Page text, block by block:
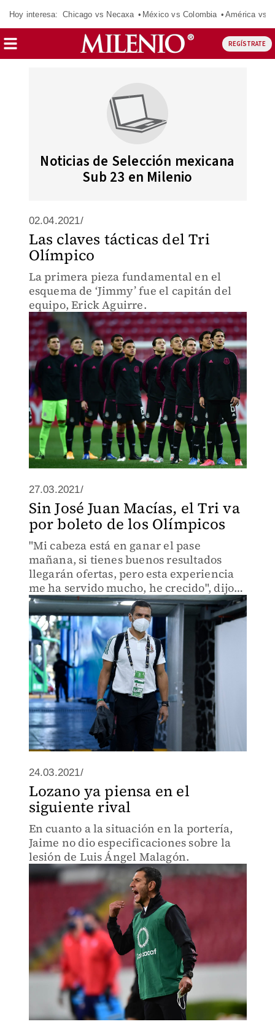
Hoy interesa: Chicago vs Necaxa México vs Colombia América vs
REGÍSTRATE
Noticias de Selección mexicana
Sub 23 en Milenio
02.04.2021/
Las claves tácticas del Tri
Olímpico
La primera pieza fundamental en el
esquema de ‘Jimmy’ fue el capitán del
equipo, Erick Aguirre.
27.03.2021/
Sin José Juan Macías, el Tri va
por boleto de los Olímpicos
"Mi cabeza está en ganar el pase
mañana, si tienes buenos resultados
llegarán ofertas, pero esta experiencia
me ha servido mucho, he crecido", dijo
el técnico Jaime Lozano
24.03.2021/
Lozano ya piensa en el
siguiente rival
En cuanto a la situación en la portería,
Jaime no dio especificaciones sobre la
lesión de Luis Ángel Malagón.